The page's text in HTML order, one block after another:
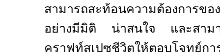
สามารถสะท้อนความต้องการข
อย่างมีมิติ น่าสนใจ และสามา
คราฟท์สเปซชีวิตให้ตอบโจทย์ก